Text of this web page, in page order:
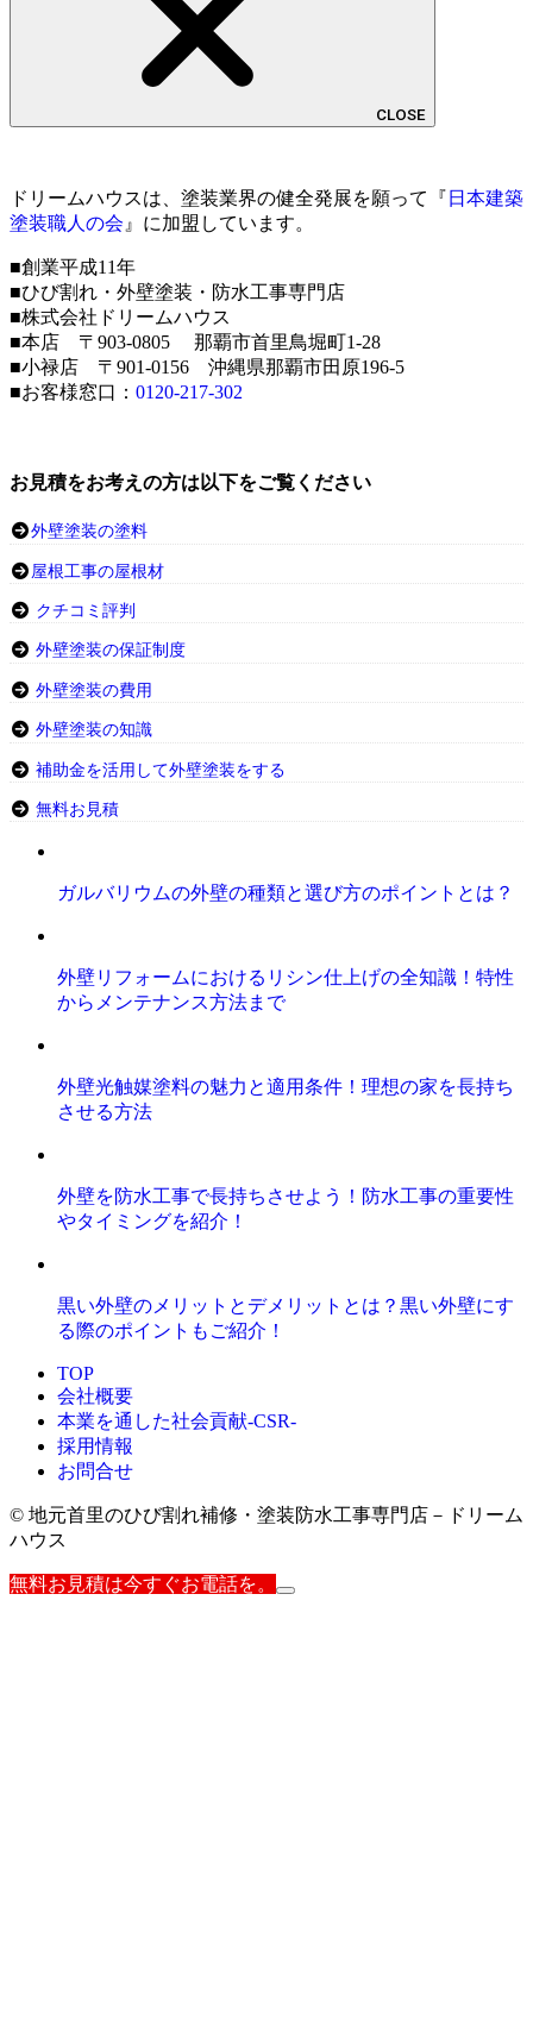
CLOSE
ドリームハウスは、塗装業界の健全発展を願って『 日本建築
塗装職人の会 』に加盟しています。
■創業平成11年
■ひび割れ・外壁塗装・防水工事専門店
■株式会社ドリームハウス
■本店 〒903-0805 那覇市首里鳥堀町1-28
■小禄店 〒901-0156 沖縄県那覇市田原196-5
■お客様窓口： 0120-217-302
お見積をお考えの方は以下をご覧ください
外壁塗装の塗料
屋根工事の屋根材
クチコミ評判
外壁塗装の保証制度
外壁塗装の費用
外壁塗装の知識
補助金を活用して外壁塗装をする
無料お見積
ガルバリウムの外壁の種類と選び方のポイントとは？
外壁リフォームにおけるリシン仕上げの全知識！特性
からメンテナンス方法まで
外壁光触媒塗料の魅力と適用条件！理想の家を長持ち
させる方法
外壁を防水工事で長持ちさせよう！防水工事の重要性
やタイミングを紹介！
黒い外壁のメリットとデメリットとは？黒い外壁にす
る際のポイントもご紹介！
TOP
会社概要
本業を通した社会貢献-CSR-
採用情報
お問合せ
© 地元首里のひび割れ補修・塗装防水工事専門店－ドリーム
ハウス
無料お見積は今すぐお電話を。